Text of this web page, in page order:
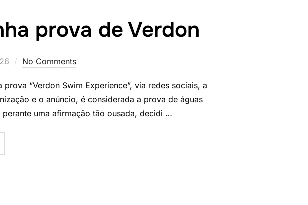
prova de Verdon
No Comments
“Verdon Swim Experience”, via redes sociais, a
e o anúncio, é considerada a prova de águas
uma afirmação tão ousada, decidi …